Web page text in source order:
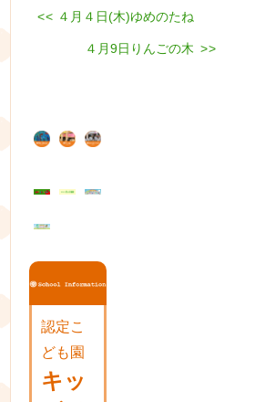
投
稿
ゲ
ー
ョ
Previous
<< ４月４日(木)ゆめのたね
Next
４月9日りんごの木 >>
認定こ
ども園
キッ